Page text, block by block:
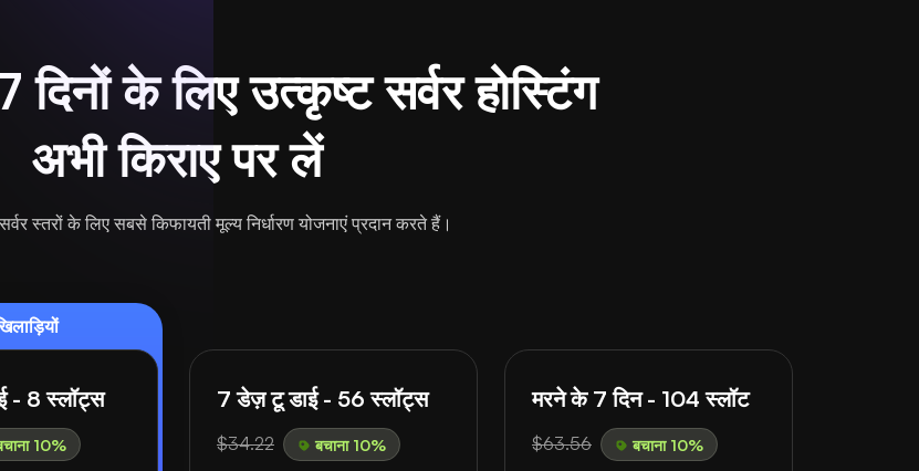
दिनों के लिए उत्कृष्ट सर्वर होस्टिंग
अभी किराए पर लें
स्तरों के लिए सबसे किफायती मूल्य निर्धारण योजनाएं प्रदान करते हैं।
- 8 स्लॉट्स
10%
7 डेज़ टू डाई - 56 स्लॉट्स
$34.22 बचाना 10%
मरने के 7 दिन - 104 स्लॉट
$63.56 बचाना 10%